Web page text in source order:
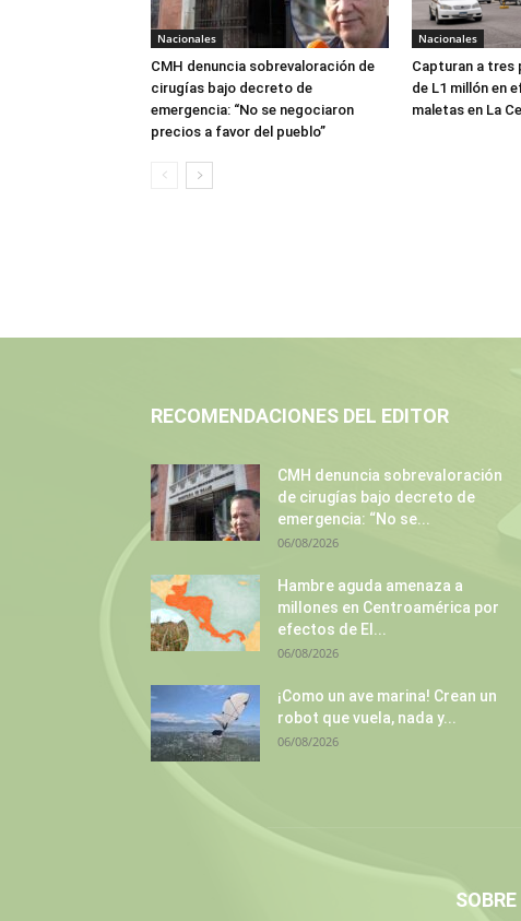
Nacionales
CMH denuncia sobrevaloración de
cirugías bajo decreto de
emergencia: “No se negociaron
precios a favor del pueblo”
Nacionales
Capturan a tres
de L1 millón en
maletas en La
RECOMENDACIONES DEL EDITOR
CMH denuncia sobrevaloración
de cirugías bajo decreto de
emergencia: “No se...
06/08/2026
Hambre aguda amenaza a
millones en Centroamérica por
efectos de El...
06/08/2026
¡Como un ave marina! Crean un
robot que vuela, nada y...
06/08/2026